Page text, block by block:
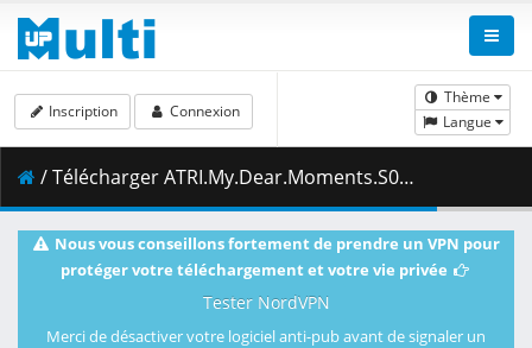
Thème
Langue
Inscription Connexion
/ Télécharger ATRI.My.Dear.Moments.S01E09.1080p.BluRay.10-Bit.FLAC2.0.x265-YURASUKA.mkv.001 ( 444.49 MB )
Nous vous conseillons fortement de prendre un VPN pour
protéger votre téléchargement et votre vie privée
Tester NordVPN
Merci de désactiver votre logiciel anti-pub avant de signaler un